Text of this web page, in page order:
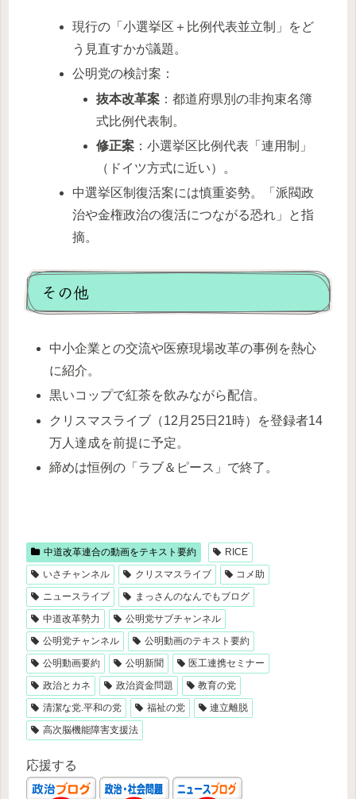
現行の「小選挙区＋比例代表並立制」をど
う見直すかが議題。
公明党の検討案：
抜本改革案：都道府県別の非拘束名簿
式比例代表制。
修正案：小選挙区比例代表「連用制」
（ドイツ方式に近い）。
中選挙区制復活案には慎重姿勢。「派閥政
治や金権政治の復活につながる恐れ」と指
摘。
その他
中小企業との交流や医療現場改革の事例を熱心
に紹介。
黒いコップで紅茶を飲みながら配信。
クリスマスライブ（12月25日21時）を登録者14
万人達成を前提に予定。
締めは恒例の「ラブ＆ピース」で終了。
中道改革連合の動画をテキスト要約
RICE
いさチャンネル
クリスマスライブ
コメ助
ニュースライブ
まっさんのなんでもブログ
中道改革勢力
公明党サブチャンネル
公明党チャンネル
公明動画のテキスト要約
公明動画要約
公明新聞
医工連携セミナー
政治とカネ
政治資金問題
教育の党
清潔な党.平和の党
福祉の党
連立離脱
高次脳機能障害支援法
応援する